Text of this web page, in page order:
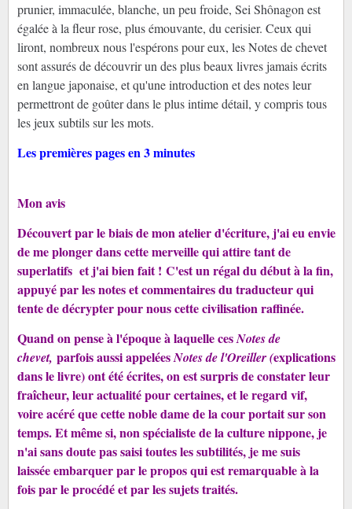
prunier, immaculée, blanche, un peu froide, Sei Shônagon est
égalée à la fleur rose, plus émouvante, du cerisier. Ceux qui
liront, nombreux nous l'espérons pour eux, les Notes de chevet
sont assurés de découvrir un des plus beaux livres jamais écrits
en langue japonaise, et qu'une introduction et des notes leur
permettront de goûter dans le plus intime détail, y compris tous
les jeux subtils sur les mots.
Les premières pages en 3 minutes
Mon avis
Découvert par le biais de mon atelier d'écriture, j'ai eu envie
de me plonger dans cette merveille qui attire tant de
superlatifs et j'ai bien fait ! C'est un régal du début à la fin,
appuyé par les notes et commentaires du traducteur qui
tente de décrypter pour nous cette civilisation raffinée.
Quand on pense à l'époque à laquelle cesNotes de
chevet, parfois aussi appeléesNotes de l'Oreiller (explications
dans le livre) ont été écrites, on est surpris de constater leur
fraîcheur, leur actualité pour certaines, et le regard vif,
voire acéré que cette noble dame de la cour portait sur son
temps. Et même si, non spécialiste de la culture nippone, je
n'ai sans doute pas saisi toutes les subtilités, je me suis
laissée embarquer par le propos qui est remarquable à la
fois par le procédé et par les sujets traités.